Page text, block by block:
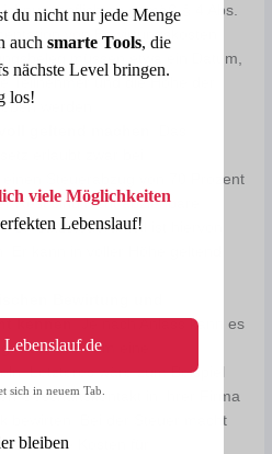
gemäß § 4 Abs.
von Bewirtungskosten
müssen etwa ein Datum,
Teilnehmer und die Höhe der
werden.
einen Steuerabzug von 70 Prozent
Rest sind nicht abziehbare
Umsatzsteueranteil ist hiervon
kennen
: Je nach Anlass kann es
aber auch um eine
Letzteres wäre zum Beispiel
Geschäftskontakt in Ihrer Firma
bewirten. Bei der Steuer macht
denn die Kosten für
sich in neuem Tab.
bleiben
du nicht nur jede Menge
auch smarte Tools, die
nächste Level bringen.
los!
viele Möglichkeiten
Lebenslauf!
Lebenslauf.de